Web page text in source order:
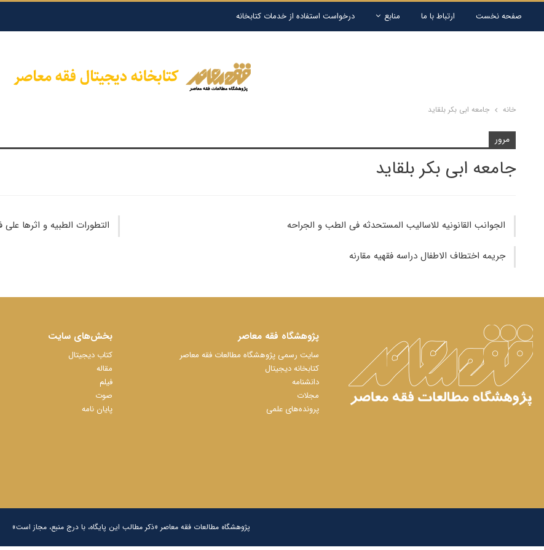
صفحه نخست ارتباط با ما منابع درخواست استفاده از خدمات کتابخانه
خانه جامعه ابی بکر بلقاید
مرور
جامعه ابی بکر بلقاید
الجوانب القانونیه للاسالیب المستحدثه فی الطب و الجراحه التطورات الطبیه و اثرها
جریمه اختطاف الاطفال دراسه فقهیه مقارنه
پژوهشگاه فقه معاصر
سایت رسمی پژوهشگاه مطالعات فقه معاصر
کتابخانه دیجیتال
دانشنامه
مجلات
پرونده‌های علمی
بخش‌های سایت
کتاب دیجیتال
مقاله
فیلم
صوت
پایان نامه
پژوهشگاه مطالعات فقه معاصر «ذکر مطالب این پایگاه، با درج منبع، مجاز است»